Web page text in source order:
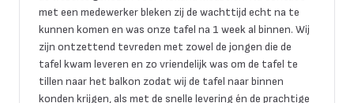
met een medewerker bleken zij de wachttijd echt na te
kunnen komen en was onze tafel na 1 week al binnen. Wij
zijn ontzettend tevreden met zowel de jongen die de
tafel kwam leveren en zo vriendelijk was om de tafel te
tillen naar het balkon zodat wij de tafel naar binnen
konden krijgen, als met de snelle levering én de prachtige